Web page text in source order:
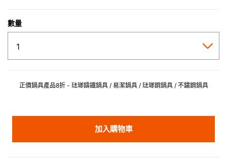
數量
正價鍋具產品8折 - 琺瑯鑄鐵鍋具 / 易潔鍋具 / 琺瑯鋼鍋具 / 不鏽鋼鍋具
加入購物車